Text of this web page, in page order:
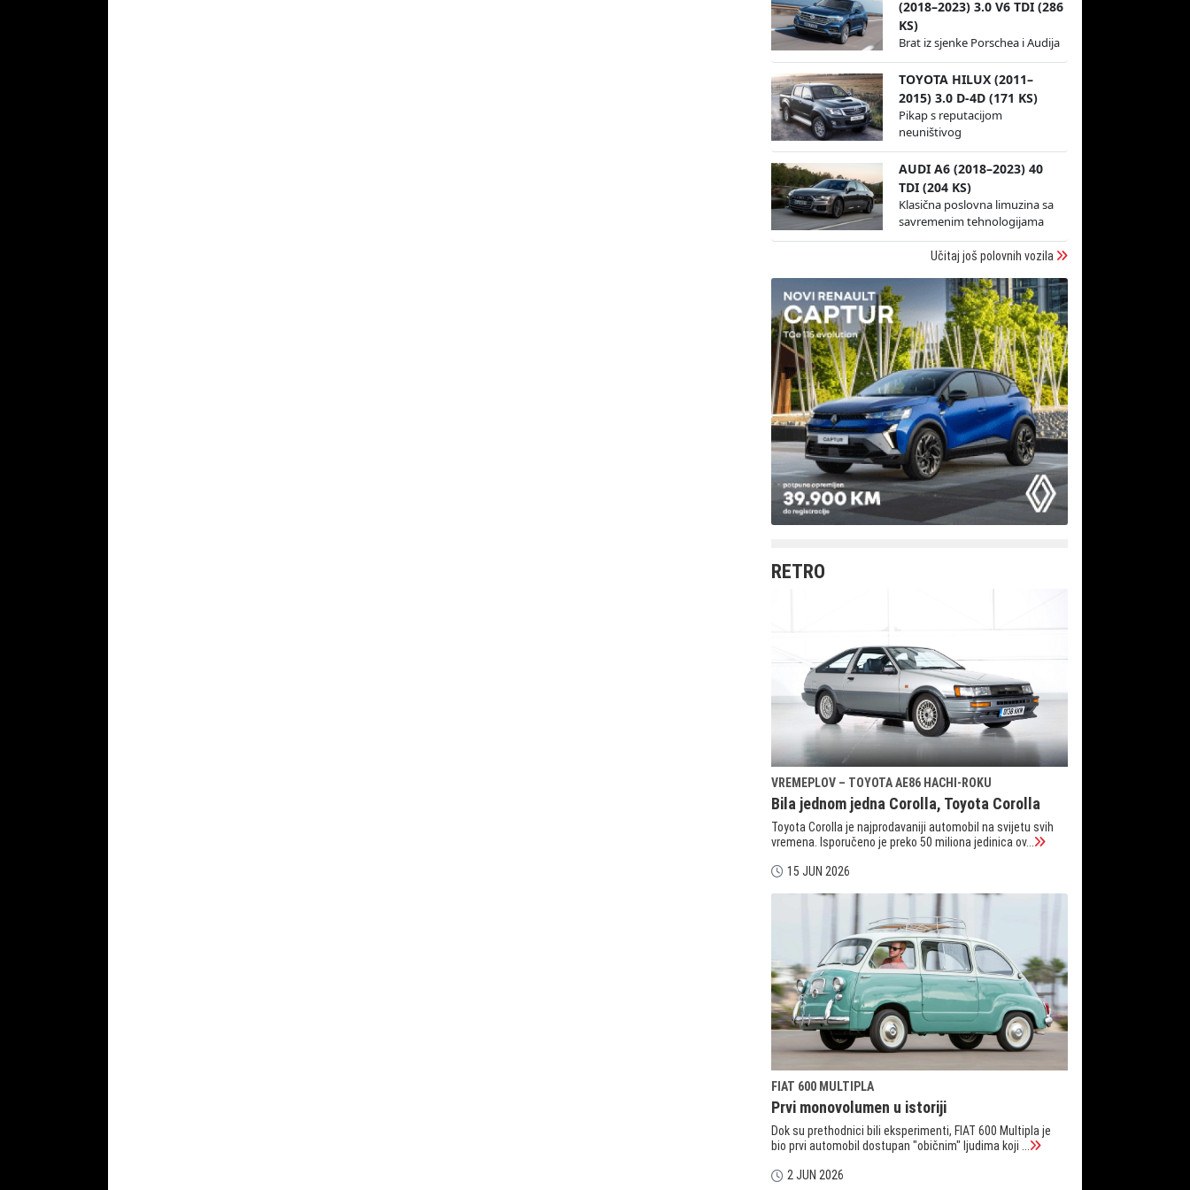
(2018–2023) 3.0 V6 TDI (286
KS)
Brat iz sjenke Porschea i Audija
TOYOTA HILUX (2011–
2015) 3.0 D-4D (171 KS)
Pikap s reputacijom
neuništivog
AUDI A6 (2018–2023) 40
TDI (204 KS)
Klasična poslovna limuzina sa
savremenim tehnologijama
Učitaj još polovnih vozila
RETRO
VREMEPLOV – TOYOTA AE86 HACHI-ROKU
Bila jednom jedna Corolla, Toyota Corolla
Toyota Corolla je najprodavaniji automobil na svijetu svih
vremena. Isporučeno je preko 50 miliona jedinica ov...
15 JUN 2026
FIAT 600 MULTIPLA
Prvi monovolumen u istoriji
Dok su prethodnici bili eksperimenti, FIAT 600 Multipla je
bio prvi automobil dostupan "običnim" ljudima koji ...
2 JUN 2026